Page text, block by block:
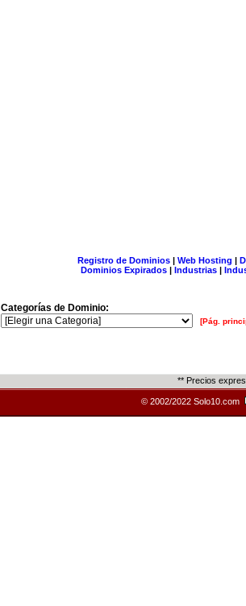
Registro de Dominios| Web Hosting |
Dominios Expirados | Industrias |
Categorías de Dominio:
[Pág.
** Precios
© 2002/2022 Solo10.com